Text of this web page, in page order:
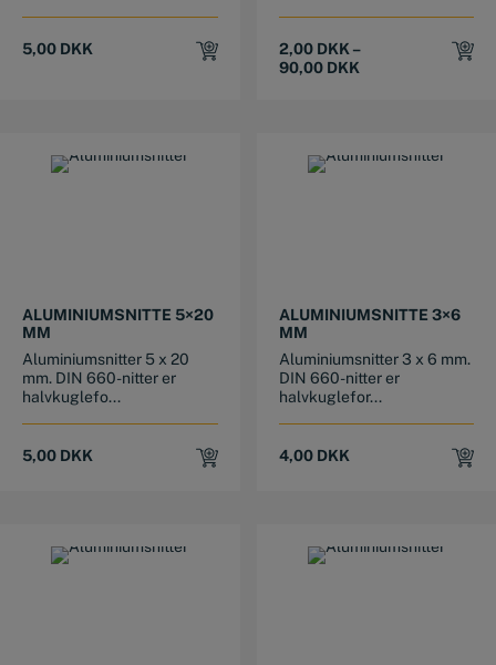
5,00 DKK 2,00 DKK –
90,00 DKK
ALUMINIUMSNITTE 5×20
MM
Aluminiumsnitter 5 x 20
mm. DIN 660-nitter er
halvkuglefo...
5,00 DKK
ALUMINIUMSNITTE 3×6
MM
Aluminiumsnitter 3 x 6 mm.
DIN 660-nitter er
halvkuglefor...
4,00 DKK